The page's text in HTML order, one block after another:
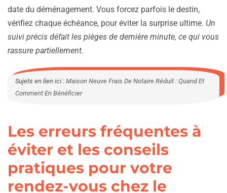
date du déménagement. Vous forcez parfois le destin,
vérifiez chaque échéance, pour éviter la surprise ultime. Un
suivi précis défait les pièges de dernière minute, ce qui vous
rassure partiellement.
Sujets en lien ici : Maison Neuve Frais De Notaire Réduit : Quand Et
Comment En Bénéficier
Les erreurs fréquentes à
éviter et les conseils
pratiques pour votre
rendez-vous chez le